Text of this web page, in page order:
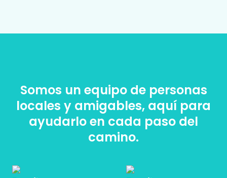
Somos un equipo de personas
locales y amigables, aquí para
ayudarlo en cada paso del
camino.